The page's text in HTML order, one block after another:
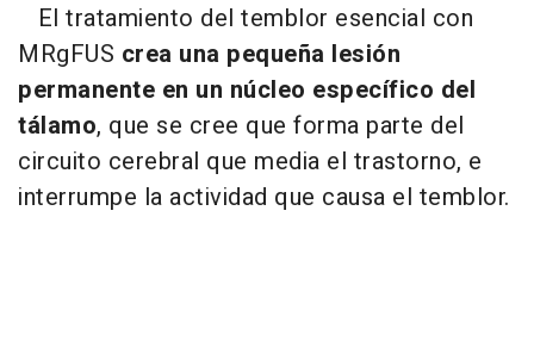
El tratamiento del temblor esencial con
MRgFUS crea una pequeña lesión
permanente en un núcleo específico del
tálamo, que se cree que forma parte del
circuito cerebral que media el trastorno, e
interrumpe la actividad que causa el temblor.